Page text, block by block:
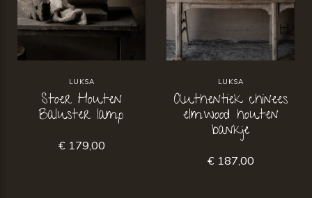
LUKSA
Stoer Houten
Baluster lamp
€ 179,00
LUKSA
Authentiek chinees
elmwood houten
bankje
€ 187,00